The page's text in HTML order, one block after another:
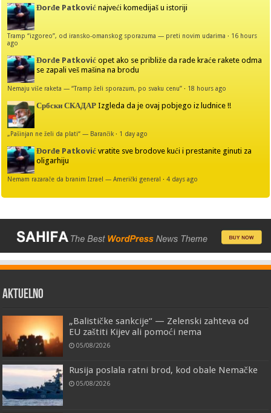
Đorđe Patković najveći komedijaš u istoriji
Tramp “izgoreo”, od iransko-omanskog sporazuma — preti novim udarima · 16 hours
ago
Đorđe Patković opet ako se približe da rade kraće rakete odma
se zapali veš mašina na brodu
Nemaju više raketa — “Tramp želi sporazum, po svaku cenu” · 18 hours ago
Србски СКАДАР Izgleda da je ovaj pobjego iz ludnice !!
„Pašinjan ne želi da plati“ — Barančik · 1 day ago
Đorđe Patković vratite sve brodove kući i prestanite ginuti za
oligarhiju
Nemam razarače da branim Izrael — Američki general ·4 days ago
AKTUELNO
„Balističke sankcije“ — Zelenski zahteva od
EU zaštiti Kijev ali pomoći nema
05/08/2026
Rusija poslala ratni brod, kod obale Nemačke
05/08/2026